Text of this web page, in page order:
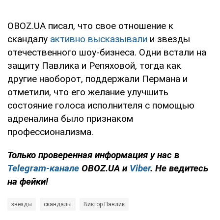
OBOZ.UA писал, что свое отношение к
скандалу активно высказывали и звезды
отечественного шоу-бизнеса. Одни встали на
защиту Павлика и Репяховой, тогда как
другие наоборот, поддержали Пермана и
отметили, что его желание улучшить
состояние голоса исполнителя с помощью
адреналина было признаком
профессионализма.
Только проверенная информация у нас в
Telegram-канале OBOZ.UA и Viber. Не ведитесь
на фейки!
звезды скандалы Виктор Павлик